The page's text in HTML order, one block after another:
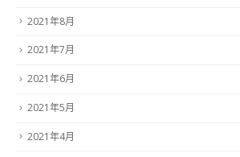
2021年8月
2021年7月
2021年6月
2021年5月
2021年4月